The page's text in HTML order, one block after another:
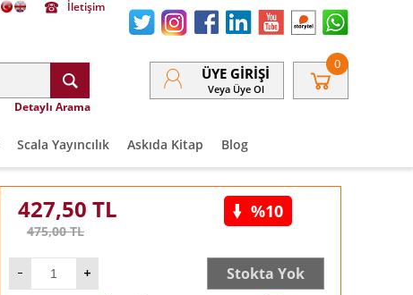
İletişim
Detaylı Arama
ÜYE GIRIŞI
Veya Üye Ol
0
Scala Yayıncılık Askıda Kitap Blog
427,50 TL
475,00TL
%10
Stokta Yok